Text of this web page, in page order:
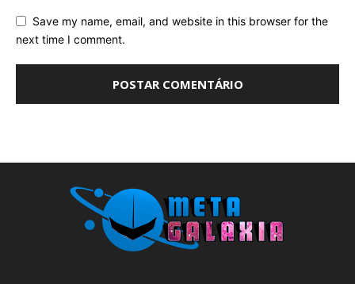
Save my name, email, and website in this browser for the
next time I comment.